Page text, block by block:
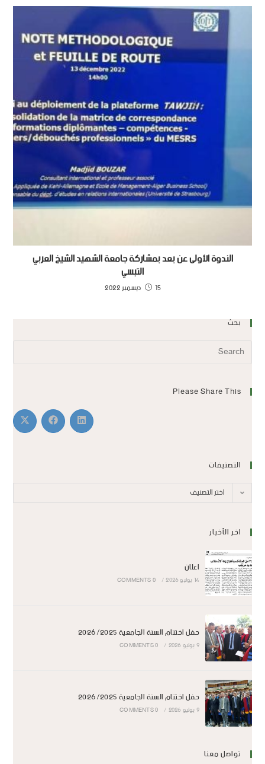
الندوة الأولى عن بعد بمشاركة جامعة الشهيد الشيخ العربي
التبسي
15 ديسمبر 2022
بحث
Please Share This
التصنيفات
اختر التصنيف
اخر الأخبار
اعلان
14 يوليو 2026 /
0 COMMENTS
حفل اختتام السنة الجامعية 2026/2025
9 يوليو 2026 /
0 COMMENTS
حفل اختتام السنة الجامعية 2026/2025
9 يوليو 2026 /
0 COMMENTS
تواصل معنا